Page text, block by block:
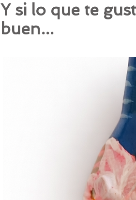
Y si lo que te
buen...